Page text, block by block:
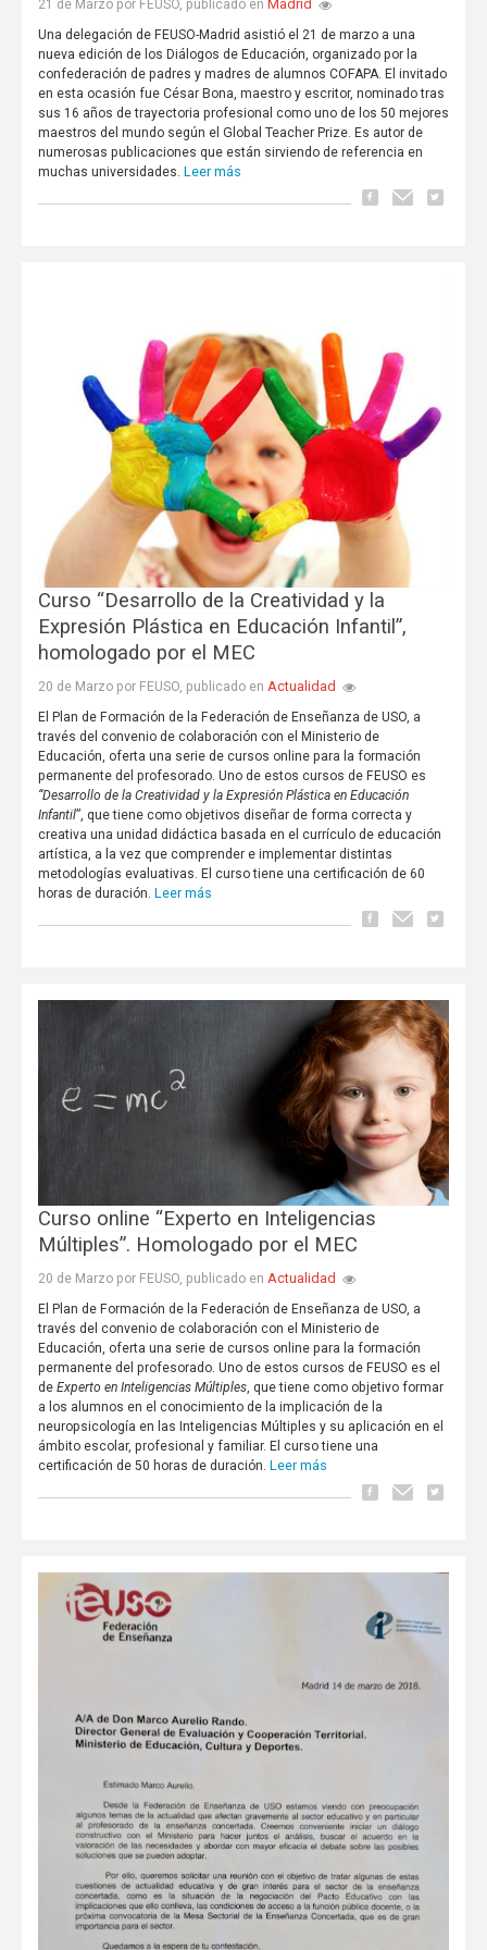
21 de Marzo por FEUSO, publicado en Madrid
Una delegación de FEUSO-Madrid asistió el 21 de marzo a una
nueva edición de los Diálogos de Educación, organizado por la
confederación de padres y madres de alumnos COFAPA. El invitado
en esta ocasión fue César Bona, maestro y escritor, nominado tras
sus 16 años de trayectoria profesional como uno de los 50 mejores
maestros del mundo según el Global Teacher Prize. Es autor de
numerosas publicaciones que están sirviendo de referencia en
muchas universidades. Leer más
Curso “Desarrollo de la Creatividad y la
Expresión Plástica en Educación Infantil”,
homologado por el MEC
20 de Marzo por FEUSO, publicado en Actualidad
El Plan de Formación de la Federación de Enseñanza de USO, a
través del convenio de colaboración con el Ministerio de
Educación, oferta una serie de cursos online para la formación
permanente del profesorado. Uno de estos cursos de FEUSO es
“Desarrollo de la Creatividad y la Expresión Plástica en Educación
Infantil”, que tiene como objetivos diseñar de forma correcta y
creativa una unidad didáctica basada en el currículo de educación
artística, a la vez que comprender e implementar distintas
metodologías evaluativas. El curso tiene una certificación de 60
horas de duración. Leer más
Curso online “Experto en Inteligencias
Múltiples”. Homologado por el MEC
20 de Marzo por FEUSO, publicado en Actualidad
El Plan de Formación de la Federación de Enseñanza de USO, a
través del convenio de colaboración con el Ministerio de
Educación, oferta una serie de cursos online para la formación
permanente del profesorado. Uno de estos cursos de FEUSO es el
de Experto en Inteligencias Múltiples, que tiene como objetivo formar
a los alumnos en el conocimiento de la implicación de la
neuropsicología en las Inteligencias Múltiples y su aplicación en el
ámbito escolar, profesional y familiar. El curso tiene una
certificación de 50 horas de duración. Leer más